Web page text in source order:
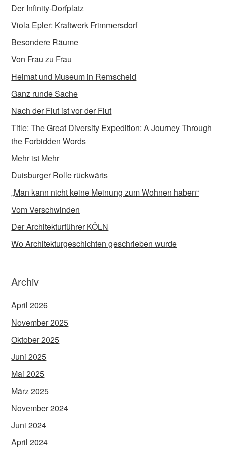
Der Infinity-Dorfplatz
Viola Epler: Kraftwerk Frimmersdorf
Besondere Räume
Von Frau zu Frau
Heimat und Museum in Remscheid
Ganz runde Sache
Nach der Flut ist vor der Flut
Title: The Great Diversity Expedition: A Journey Through
the Forbidden Words
Mehr ist Mehr
Duisburger Rolle rückwärts
„Man kann nicht keine Meinung zum Wohnen haben“
Vom Verschwinden
Der Architekturführer KÖLN
Wo Architekturgeschichten geschrieben wurde
Archiv
April 2026
November 2025
Oktober 2025
Juni 2025
Mai 2025
März 2025
November 2024
Juni 2024
April 2024